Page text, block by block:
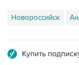
Новороссийск
Купить